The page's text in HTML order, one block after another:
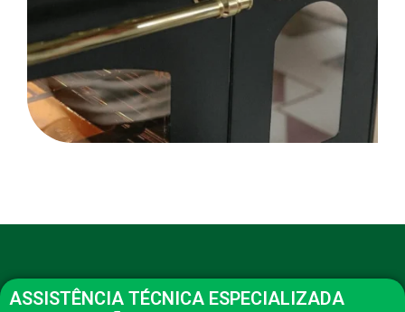
ASSISTÊNCIA TÉCNICA ESPECIALIZADA